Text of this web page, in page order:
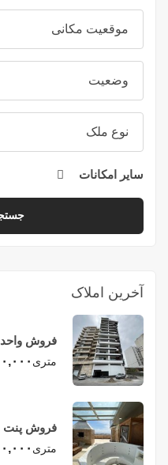
موقعیت مکانی
وضعیت
نوع ملک
سایر امکانات
آخرین املاک
دریا در
متری
چهاردهم
متری